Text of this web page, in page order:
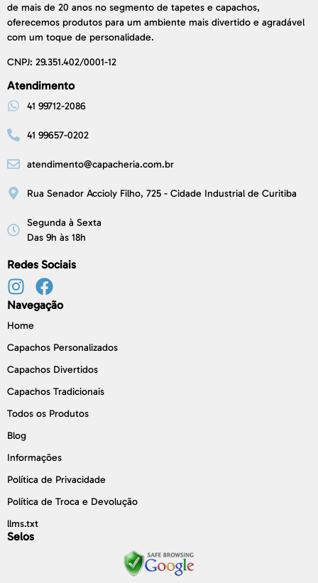
de mais de 20 anos no segmento de tapetes e capachos,
oferecemos produtos para um ambiente mais divertido e agradável
com um toque de personalidade.
CNPJ: 29.351.402/0001-12
Atendimento
41 99712-2086
41 99657-0202
atendimento@capacheria.com.br
Rua Senador Accioly Filho, 725 - Cidade Industrial de Curitiba
Segunda à Sexta
Das 9h às 18h
Redes Sociais
Navegação
Home
Capachos Personalizados
Capachos Divertidos
Capachos Tradicionais
Todos os Produtos
Blog
Informações
Política de Privacidade
Política de Troca e Devolução
llms.txt
Selos